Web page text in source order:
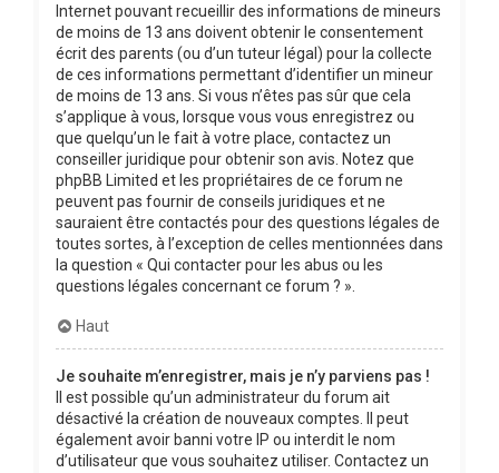
Internet pouvant recueillir des informations de mineurs
de moins de 13 ans doivent obtenir le consentement
écrit des parents (ou d’un tuteur légal) pour la collecte
de ces informations permettant d’identifier un mineur
de moins de 13 ans. Si vous n’êtes pas sûr que cela
s’applique à vous, lorsque vous vous enregistrez ou
que quelqu’un le fait à votre place, contactez un
conseiller juridique pour obtenir son avis. Notez que
phpBB Limited et les propriétaires de ce forum ne
peuvent pas fournir de conseils juridiques et ne
sauraient être contactés pour des questions légales de
toutes sortes, à l’exception de celles mentionnées dans
la question « Qui contacter pour les abus ou les
questions légales concernant ce forum ? ».
Haut
Je souhaite m’enregistrer, mais je n’y parviens pas !
Il est possible qu’un administrateur du forum ait
désactivé la création de nouveaux comptes. Il peut
également avoir banni votre IP ou interdit le nom
d’utilisateur que vous souhaitez utiliser. Contactez un